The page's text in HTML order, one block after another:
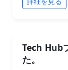
Tech Hub
た。